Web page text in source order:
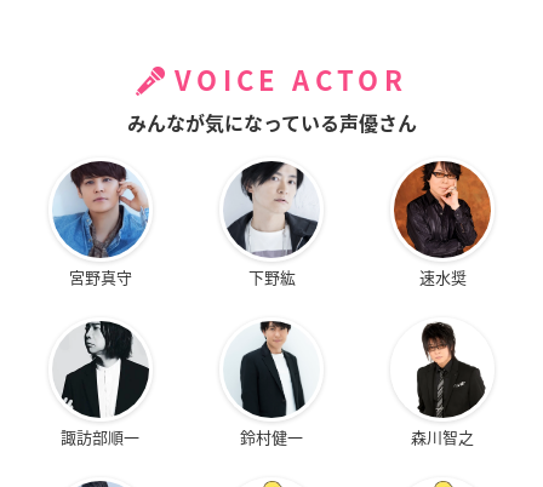
VOICE ACTOR
みんなが気になっている声優さん
宮野真守 下野紘 速水奨
諏訪部順一 鈴村健一 森川智之